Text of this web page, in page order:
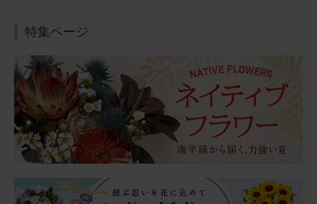
にゃににゃに 60代
お父さん、お母さん見てる？
実父・実母の仏壇に飾らせて頂きました。 ２人とも植物が
好き（父はサボテン推し）でした。きっと、喜んでくれて
いると思います。 いずれにせよ、お花が１輪でもあると、
何かメリハリ（？）が出来て、イイですね☆☆
【お悔やみ・お供えの花】アレンジメント(ピンク)XSサイ
特集ページ